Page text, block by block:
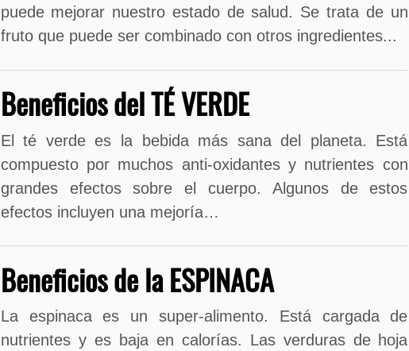
puede mejorar nuestro estado de salud. Se trata de un
fruto que puede ser combinado con otros ingredientes...
Beneficios del TÉ VERDE
El té verde es la bebida más sana del planeta. Está
compuesto por muchos anti-oxidantes y nutrientes con
grandes efectos sobre el cuerpo. Algunos de estos
efectos incluyen una mejoría…
Beneficios de la ESPINACA
La espinaca es un super-alimento. Está cargada de
nutrientes y es baja en calorías. Las verduras de hoja